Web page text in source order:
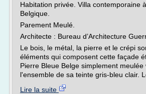
Habitation privée. Villa contemporaine
Belgique.
Parement Meulé.
Architecte : Bureau d’Architecture
Le bois, le métal, la pierre et le crépi
éléments qui composent cette façade
Pierre Bleue Belge simplement
l'ensemble de sa teinte gris-bleu clair.
Lire la suite